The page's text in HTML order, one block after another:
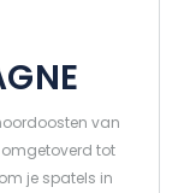
van
tot
je spatels in